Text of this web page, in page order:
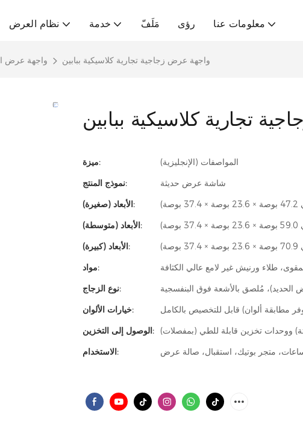
نظام العرض خدمة مَلَفّ رؤى معلومات عنا
واجهة عرض واجهة عرض زجاجية تجارية كلاسيكية ببابين
تجارية كلاسيكية ببابين
ميزة:
المواصفات (الإنجليزية)
نموذج المنتج:
شاشة عرض حديثة
الأبعاد (صغيرة):
الأبعاد (متوسطة):
الأبعاد (كبيرة):
مواد:
طلاء ورنيش غير لامع عالي الكثافة
نوع الزجاج:
مُلصق بالأشعة فوق البنفسجية
خيارات الألوان:
الوصول إلى التخزين:
ووحدات تخزين قابلة للطي (بمفصلات)
الاستخدام:
متجر بوتيك، استقبال، صالة عرض